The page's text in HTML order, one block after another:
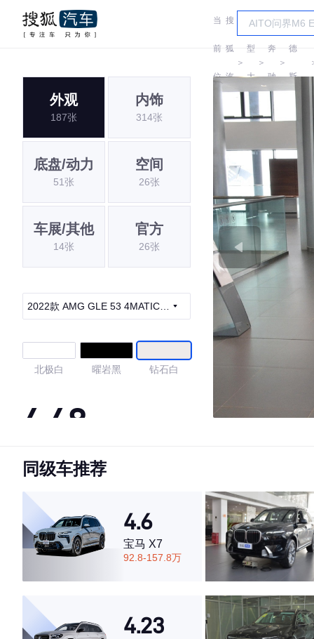
当
前
位
搜
狐
汽
＞
车
型
大
全
＞
奔
驰
＞
梅赛
德
斯-
AMG
外观
187张
内饰
314张
底盘/动力
51张
空间
26张
车展/其他
14张
官方
26张
2022款 AMG GLE 53 4MATIC+
北极白 曜岩黑 钻石白
4.48
·外观表现一般，低于73%同级车
·空间表现较为优秀，优于58%同级车
同级车推荐
4.6
宝马 X7
92.8-157.8万
4.23